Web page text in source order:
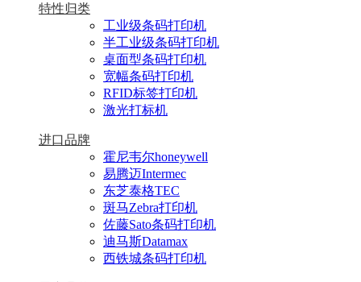
特性归类
工业级条码打印机
半工业级条码打印机
桌面型条码打印机
宽幅条码打印机
RFID标签打印机
激光打标机
进口品牌
霍尼韦尔honeywell
易腾迈Intermec
东芝泰格TEC
斑马Zebra打印机
佐藤Sato条码打印机
迪马斯Datamax
西铁城条码打印机